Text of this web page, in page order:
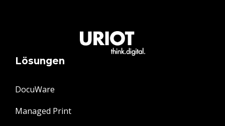
Lösungen
DocuWare
Managed Print